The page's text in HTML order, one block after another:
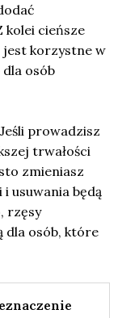
kolei cieńsze
jest korzystne w
osób
prowadzisz
trwałości
zmieniasz
usuwania będą
rzęsy
dla osób, które